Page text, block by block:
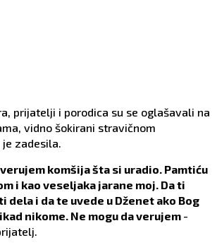
prijatelji i porodica su se oglašavali na
vidno šokirani stravičnom
zadesila.
verujem komšija šta si uradio. Pamtiću
i kao veseljaka jarane moj. Da ti
dela i da te uvede u Dženet ako Bog
nikome. Ne mogu da verujem -